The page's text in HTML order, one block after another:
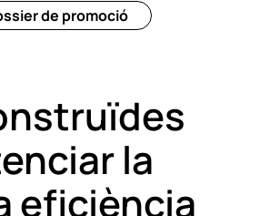
de promoció
la
eficiència